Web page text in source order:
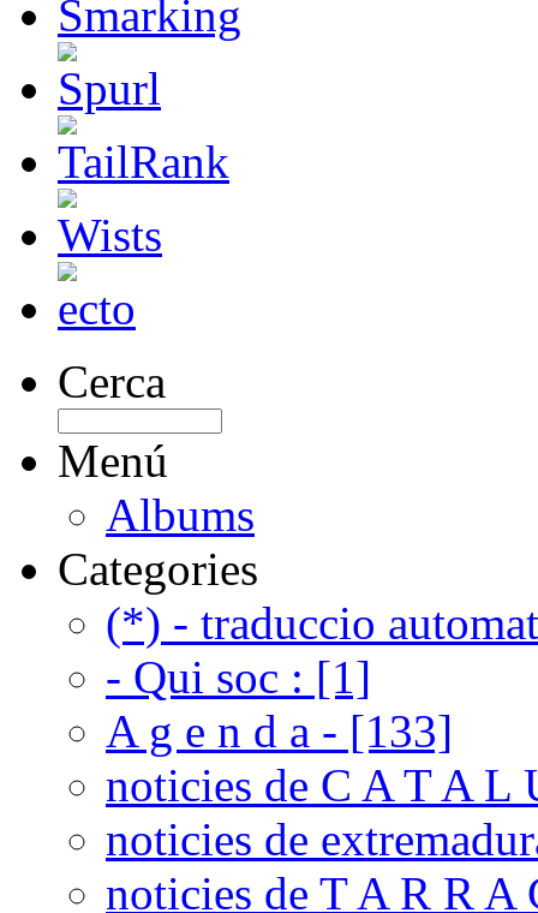
Cerca
Menú
Albums
Categories
(*) - traduccio
- Qui soc : [1]
A g e n d a - [133]
noticies de C A T A L
noticies de
noticies de T A R R A